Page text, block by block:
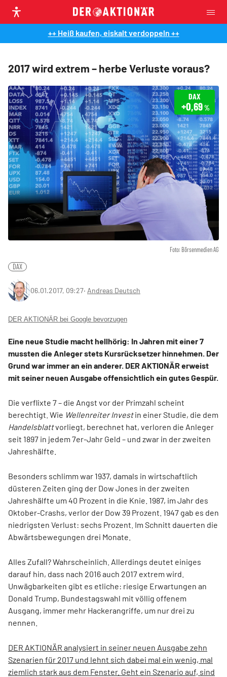
++ Heiß kaufen, eiskalt verdoppeln ++
2017 wird extrem – herbe Verluste voraus?
Foto: Börsenmedien AG
DAX
+0,69%
DAX
06.01.2017, 09:27‧ Andreas Deutsch
DER AKTIONÄR bei Google bevorzugen
Eine neue Studie macht hellhörig: In Jahren mit einer 7
mussten die Anleger stets Kursrücksetzer hinnehmen. Der
Grund war immer an ein anderer. DER AKTIONÄR erweist
mit seiner neuen Ausgabe offensichtlich ein gutes Gespür.
Die verflixte 7 – die Angst vor der Primzahl scheint
berechtigt. Wie Wellenreiter Investin einer Studie, die dem
Handelsblattvorliegt, berechnet hat, verloren die Anleger
seit 1897 in jedem 7er-Jahr Geld – und zwar in der zweiten
Jahreshälfte.
Besonders schlimm war 1937, damals in wirtschaftlich
düsteren Zeiten ging der Dow Jones in der zweiten
Jahreshälfte um 40 Prozent in die Knie. 1987, im Jahr des
Oktober-Crashs, verlor der Dow 39 Prozent. 1947 gab es den
niedrigsten Verlust: sechs Prozent. Im Schnitt dauerten die
Abwärtsbewegungen drei Monate.
Alles Zufall? Wahrscheinlich. Allerdings deutet einiges
darauf hin, dass nach 2016 auch 2017 extrem wird.
Unwägbarkeiten gibt es etliche: riesige Erwartungen an
Donald Trump, Bundestagswahl mit völlig offenem
Ausgang, immer mehr Hackerangriffe, um nur drei zu
nennen.
DER AKTIONÄR analysiert in seiner neuen Ausgabe zehn
Szenarien für 2017 und lehnt sich dabei mal ein wenig, mal
ziemlich stark aus dem Fenster. Geht ein Szenario auf, sind